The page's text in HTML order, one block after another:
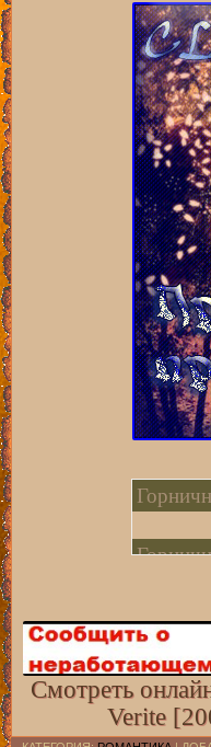
Смотреть
Verite